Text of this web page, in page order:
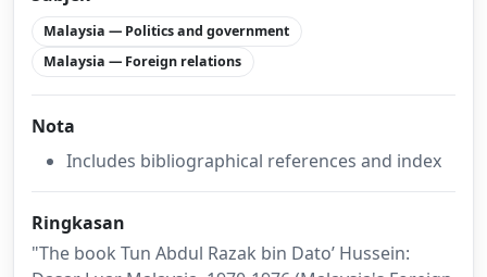
Malaysia — Politics and government
Malaysia — Foreign relations
Nota
Includes bibliographical references and index
Ringkasan
"The book Tun Abdul Razak bin Dato’ Hussein: